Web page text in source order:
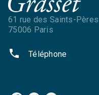
61 rue des Saints-Pères
75006 Paris
phone Téléphone